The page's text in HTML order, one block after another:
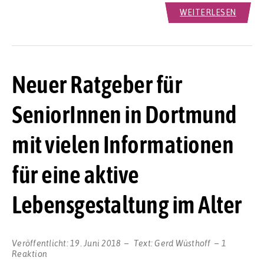
WEITERLESEN
Neuer Ratgeber für
SeniorInnen in Dortmund
mit vielen Informationen
für eine aktive
Lebensgestaltung im Alter
Veröffentlicht: 19. Juni 2018 Text:Gerd Wüsthoff
1
Reaktion